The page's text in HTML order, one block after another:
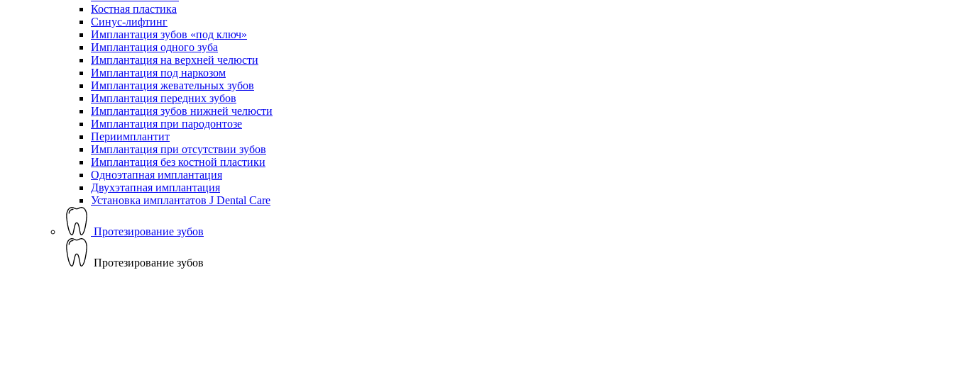
Костная пластика
Синус-лифтинг
Имплантация зубов «под ключ»
Имплантация одного зуба
Имплантация на верхней челюсти
Имплантация под наркозом
Имплантация жевательных зубов
Имплантация передних зубов
Имплантация зубов нижней челюсти
Имплантация при пародонтозе
Периимплантит
Имплантация при отсутствии зубов
Имплантация без костной пластики
Одноэтапная имплантация
Двухэтапная имплантация
Установка имплантатов J Dental Care
Протезирование зубов
Протезирование зубов